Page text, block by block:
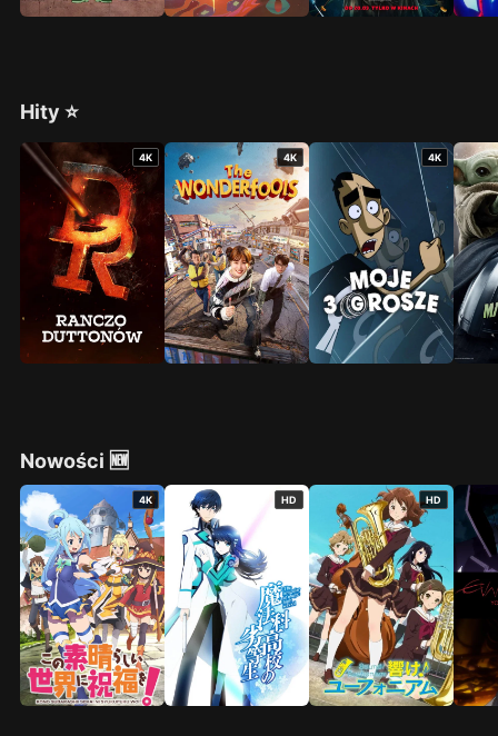
Hity ⭐
4K 4K 4K
Nowości 🆕
4K HD HD